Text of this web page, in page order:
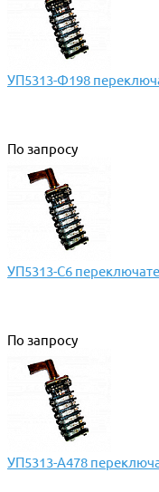
УП5313-Ф198
По запросу
УП5313-С6
По запросу
УП5313-А478